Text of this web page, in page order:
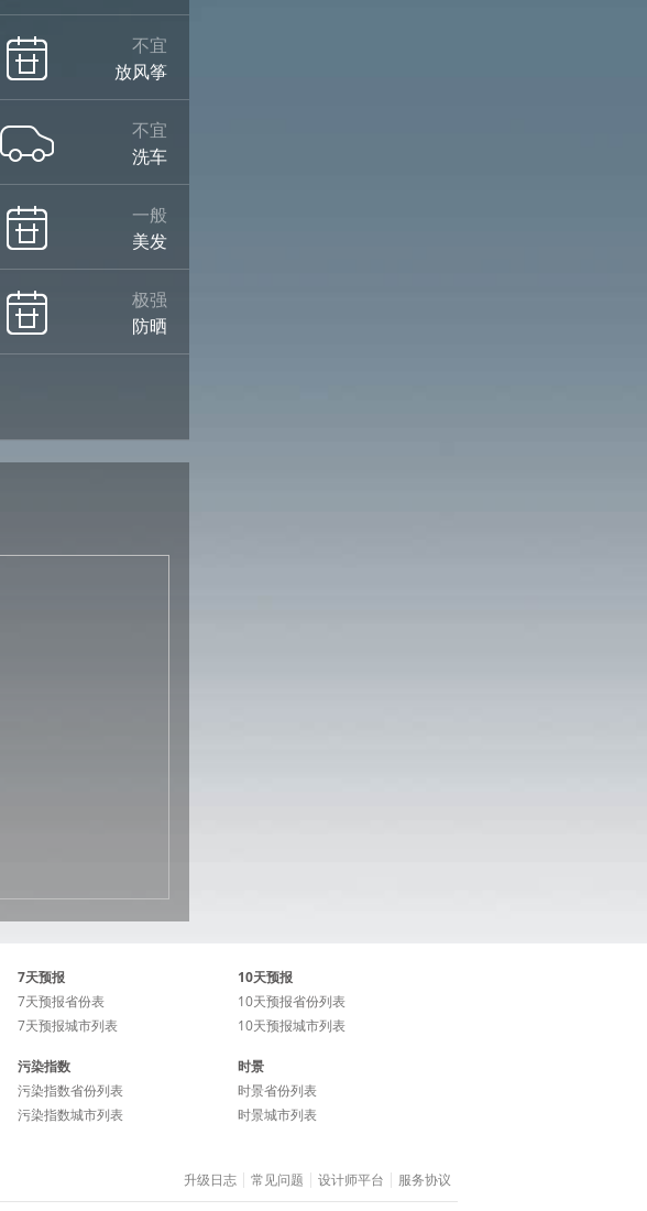
不宜
放风筝
不宜
洗车
一般
美发
极强
防晒
7天预报
7天预报省份表
7天预报城市列表
10天预报
10天预报省份列表
10天预报城市列表
污染指数
污染指数省份列表
污染指数城市列表
时景
时景省份列表
时景城市列表
升级日志 常见问题 设计师平台 服务协议